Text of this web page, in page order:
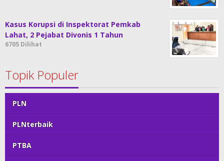
Kasus Korupsi di Inspektorat Pemkab
Lahat, 2 Pejabat Divonis 1 Tahun
6705 Dilihat
Topik Populer
PLN
PLNterbaik
PTBA